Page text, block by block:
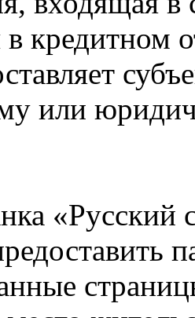
кредитном
или
«Русский